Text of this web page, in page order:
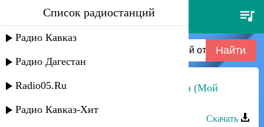
машидат омарасхабова - про
отца (мой отец)
Список радиостанций
Радио Кавказ
Радио Дагестан
Radio05.Ru
Радио Кавказ-Хит
Машидат Омарасхабова - Про отца (Мой
Скачать